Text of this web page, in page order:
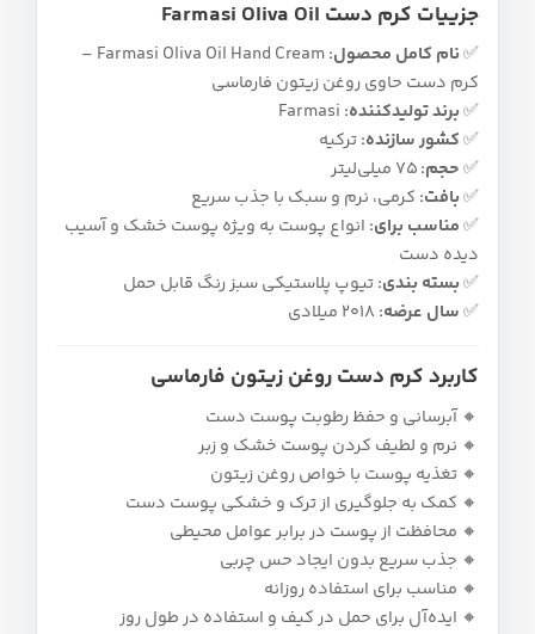
جزییات کرم دست Farmasi Oliva Oil
✅نام کامل محصول:
Farmasi Oliva Oil Hand Cream –
کرم دست حاوی روغن زیتون فارماسی
✅برند تولیدکننده:
✅کشور سازنده:ترکیه
✅حجم:
✅بافت: کرمی، نرم و سبک با جذب سریع
✅مناسب برای: انواع پوست به‌ ویژه پوست خشک و آسیب‌
دیده دست
✅بسته‌ بندی:تیوپ پلاستیکی سبز رنگ قابل حمل
✅سال عرضه:
کاربرد کرم دست روغن زیتون فارماسی
🔸 آبرسانی و حفظ رطوبت پوست دست
🔸 نرم و لطیف کردن پوست خشک و زبر
🔸 تغذیه پوست با خواص روغن زیتون
🔸 کمک به جلوگیری از ترک و خشکی پوست دست
🔸 محافظت از پوست در برابر عوامل محیطی
🔸 جذب سریع بدون ایجاد حس چربی
🔸 مناسب برای استفاده روزانه
🔸 ایده‌آل برای حمل در کیف و استفاده در طول روز